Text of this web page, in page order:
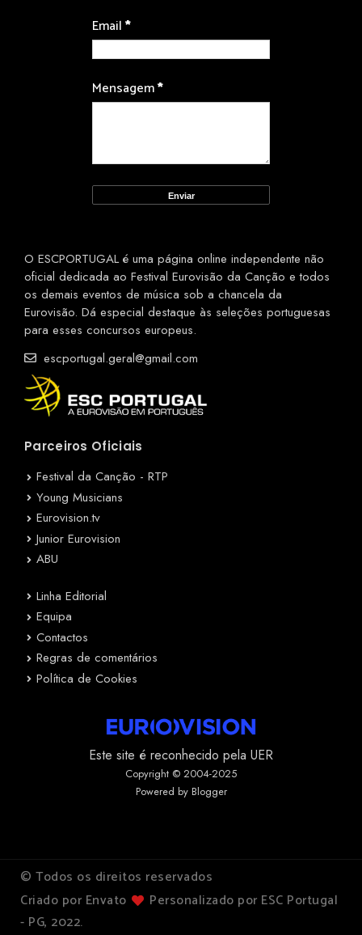
Email*
Mensagem*
O ESCPORTUGAL é uma página online independente não
oficial dedicada ao Festival Eurovisão da Canção e todos
os demais eventos de música sob a chancela da
Eurovisão. Dá especial destaque às seleções portuguesas
para esses concursos europeus.
escportugal.geral@gmail.com
Parceiros Oficiais
Festival da Canção - RTP
Young Musicians
Eurovision.tv
Junior Eurovision
ABU
Linha Editorial
Equipa
Contactos
Regras de comentários
Política de Cookies
Este site é reconhecido pela UER
Copyright © 2004-2025
Powered by Blogger
© Todos os direitos reservados
Criado por Envato
Personalizado por ESC Portugal
- PG, 2022.